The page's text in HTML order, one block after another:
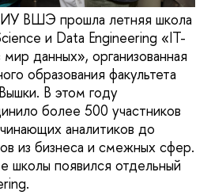
ВШЭ прошла летняя школа
и Data Engineering «IT-
данных», организованная
образования факультета
В этом году
более 500 участников
аналитиков до
из бизнеса и смежных сфер.
школы появился отдельный